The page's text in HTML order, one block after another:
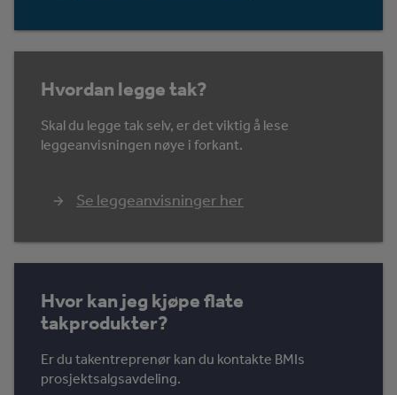
Hvordan legge tak?
Skal du legge tak selv, er det viktig å lese
leggeanvisningen nøye i forkant.
Se leggeanvisninger her
Hvor kan jeg kjøpe flate
takprodukter?
Er du takentreprenør kan du kontakte BMIs
prosjektsalgsavdeling.